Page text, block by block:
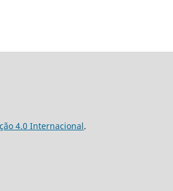
4.0 Internacional.